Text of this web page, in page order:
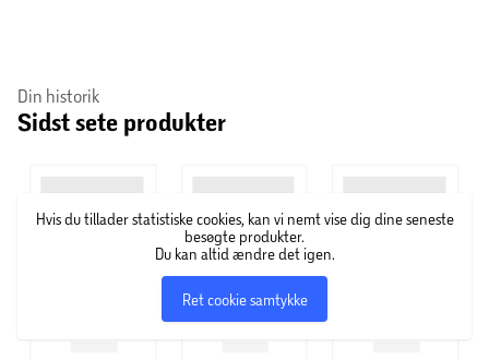
Din historik
Sidst sete produkter
Hvis du tillader statistiske cookies, kan vi nemt vise dig dine seneste
besøgte produkter.
Du kan altid ændre det igen.
Ret cookie samtykke